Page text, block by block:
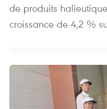
de produits
croissance de 4,2 %